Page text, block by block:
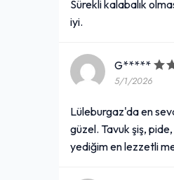
Sürekli kalabalık
iyi.
G*****
5/1/2026
Lüleburgaz'da en
güzel. Tavuk şiş,
yediğim en lezzetli